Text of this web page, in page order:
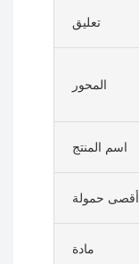
تعليق
المحور
اسم المنتج
أقصى حمولة
مادة